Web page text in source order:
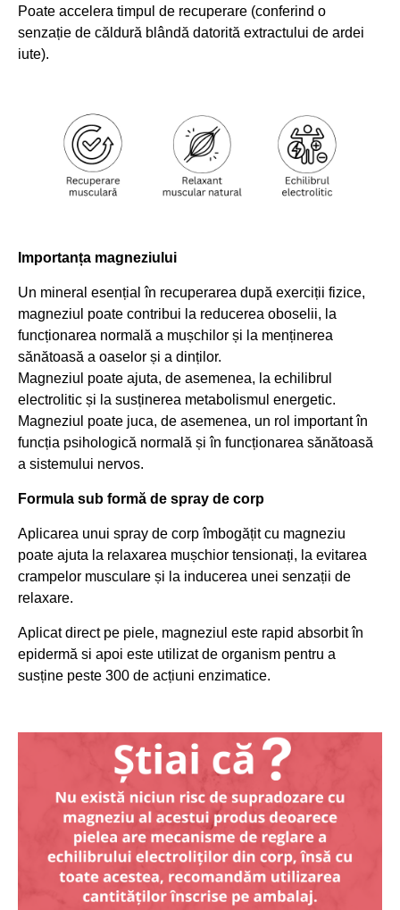
Poate accelera timpul de recuperare (conferind o
senzație de căldură blândă datorită extractului de ardei
iute).
Importanța magneziului
Un mineral esențial în recuperarea după exerciții fizice,
magneziul poate contribui la reducerea oboselii, la
funcționarea normală a mușchilor și la menținerea
sănătoasă a oaselor și a dinților.
Magneziul poate ajuta, de asemenea, la echilibrul
electrolitic și la susținerea metabolismul energetic.
Magneziul poate juca, de asemenea, un rol important în
funcția psihologică normală și în funcționarea sănătoasă
a sistemului nervos.
Formula sub formă de spray de corp
Aplicarea unui spray de corp îmbogățit cu magneziu
poate ajuta la relaxarea mușchior tensionați, la evitarea
crampelor musculare și la inducerea unei senzații de
relaxare.
Aplicat direct pe piele, magneziul este rapid absorbit în
epidermă si apoi este utilizat de organism pentru a
susține peste 300 de acțiuni enzimatice.